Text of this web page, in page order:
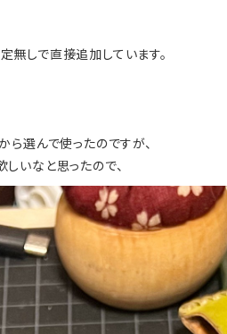
無しで直接追加しています。
ら選んで使ったのですが、
いなと思ったので、